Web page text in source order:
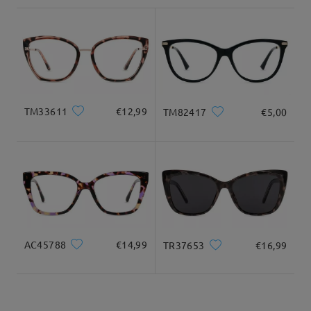
Consegnato
TM33611 €12,99 TM82417 €5,00
AC45788 €14,99 TR37653 €16,99